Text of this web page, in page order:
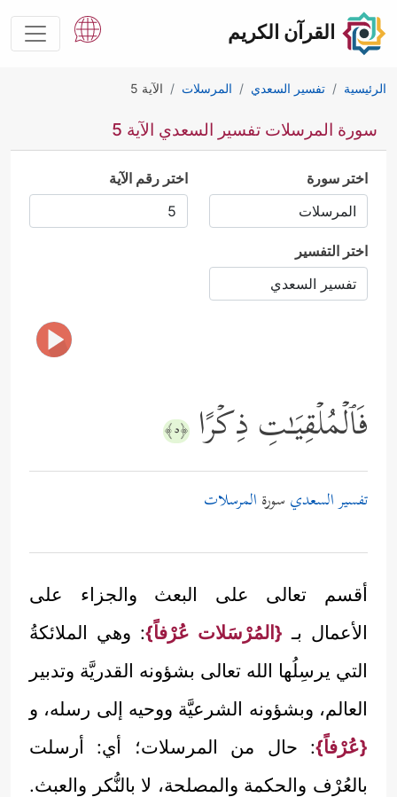
القرآن الكريم
الرئيسية تفسير السعدي المرسلات الآية 5
سورة المرسلات تفسير السعدي الآية 5
اختر سورة اختر رقم الآية
اختر التفسير
فَٱلۡمُلۡقِیَـٰتِ ذِكۡرًا ﴿٥﴾
تفسير السعدي سورة المرسلات
أقسم تعالى على البعث والجزاء على
الأعمال بـ {المُرْسَلات عُرْفاً}: وهي الملائكةُ
التي يرسِلُها الله تعالى بشؤونه القدريَّة وتدبير
العالم، وبشؤونه الشرعيَّة ووحيه إلى رسله، و
{عُرْفاً}: حال من المرسلات؛ أي: أرسلت
بالعُرْف والحكمة والمصلحة، لا بالنُّكر والعبث.